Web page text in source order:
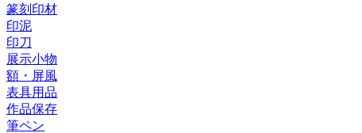
篆刻印材
印泥
印刀
展示小物
額・屏風
表具用品
作品保存
筆ペン